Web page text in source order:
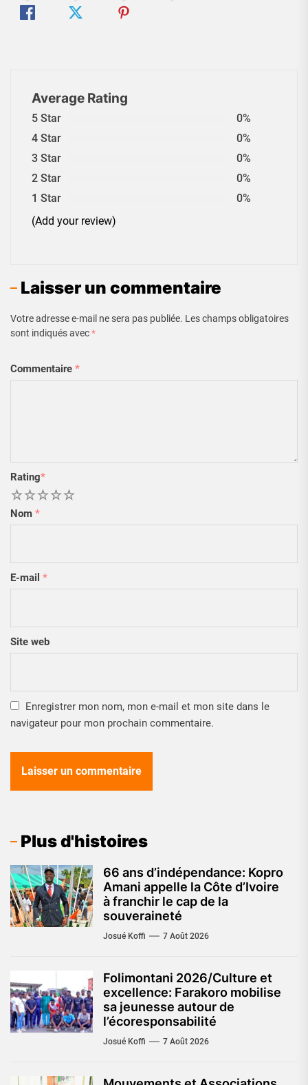
Average Rating
5 Star
0%
4 Star
0%
3 Star
0%
2 Star
0%
1 Star
0%
(Add your review)
Laisser un commentaire
Votre adresse e-mail ne sera pas publiée. Les champs obligatoires
sont indiqués avec*
Commentaire *
Rating*
5
4
3
2
Nom *
E-mail *
Site web
Enregistrer mon nom, mon e-mail et mon site dans le
navigateur pour mon prochain commentaire.
Plus d'histoires
66 ans d’indépendance: Kopro
Amani appelle la Côte d’Ivoire
à franchir le cap de la
souveraineté
Josué Koffi 7 Août 2026
Folimontani 2026/Culture et
excellence: Farakoro mobilise
sa jeunesse autour de
l’écoresponsabilité
Josué Koffi 7 Août 2026